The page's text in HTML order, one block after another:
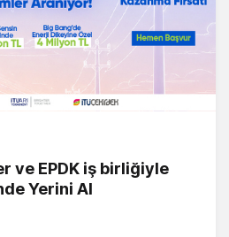
ve EPDK iş birliğiyle
Yerini Al